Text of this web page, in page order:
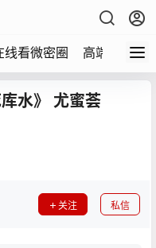
线看微密圈 高端写真
水》 尤蜜荟
关注 私信